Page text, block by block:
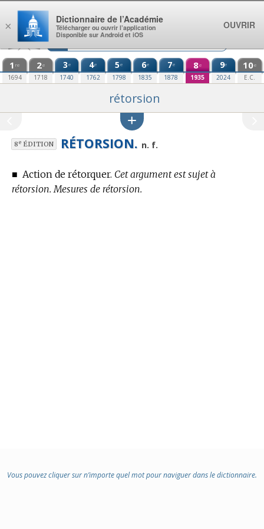
Aller au contenu
1 re
1694
2e
1718
3e
1740
4e
1762
5e
1798
6e
1835
7e
1878
8e
1935
9e
2024
10e
E.C.
rétorsion
8eÉDITION RÉTORSION. n. f.
■ Action de rétorquer. Cet argument est sujet à
rétorsion. Mesures de rétorsion.
Vous pouvez cliquer sur n’importe quel mot pour naviguer dans le dictionnaire.
×
Dictionnaire de l’Académie
Télécharger ou ouvrir l’application
Disponible sur Android et iOS
OUVRIR